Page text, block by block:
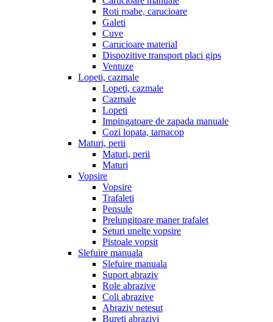
Roti roabe, carucioare
Galeti
Cuve
Carucioare material
Dispozitive transport placi gips
Ventuze
Lopeti, cazmale
Lopeti, cazmale
Cazmale
Lopeti
Impingatoare de zapada manuale
Cozi lopata, tarnacop
Maturi, perii
Maturi, perii
Maturi
Vopsire
Vopsire
Trafaleti
Pensule
Prelungitoare maner trafalet
Seturi unelte vopsire
Pistoale vopsit
Slefuire manuala
Slefuire manuala
Suport abraziv
Role abrazive
Coli abrazive
Abraziv netesut
Bureti abrazivi